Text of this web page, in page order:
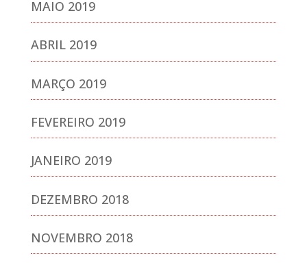
MAIO 2019
ABRIL 2019
MARÇO 2019
FEVEREIRO 2019
JANEIRO 2019
DEZEMBRO 2018
NOVEMBRO 2018